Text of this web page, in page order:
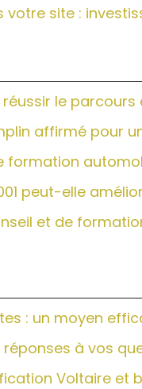
votre site :
le parcours
affirmé pour
formation
peut-elle
et de
: un moyen
réponses à vos
Voltaire et